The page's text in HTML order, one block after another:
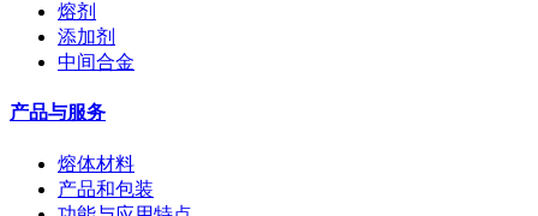
熔剂
添加剂
中间合金
产品与服务
熔体材料
产品和包装